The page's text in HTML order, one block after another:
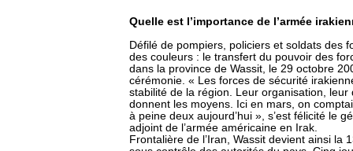
Quelle est l’importance de l’armée
Défilé de pompiers, policiers et soldats des
des couleurs : le transfert du pouvoir des
dans la province de Wassit, le 29 octobre
cérémonie. « Les forces de sécurité
stabilité de la région. Leur organisation,
donnent les moyens. Ici en mars, on
à peine deux aujourd’hui », s’est félicité le
adjoint de l’armée américaine en Irak.
Frontalière de l’Iran, Wassit devient ainsi la